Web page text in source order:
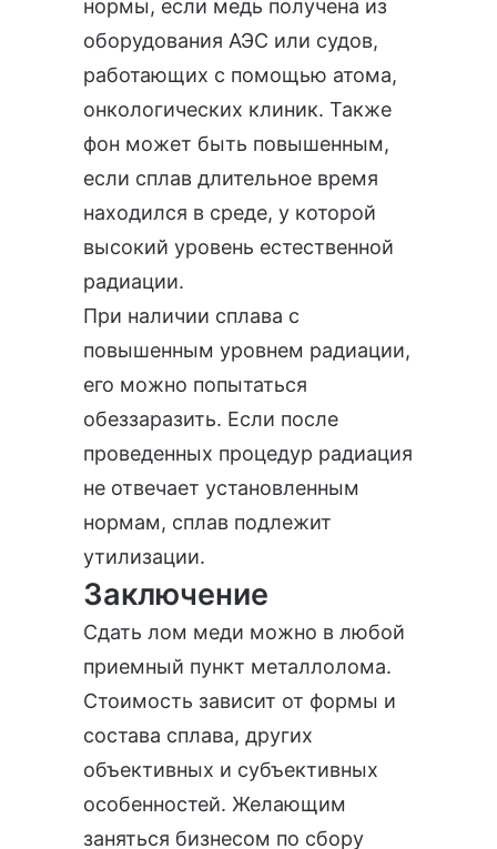
нормы, если медь получена из
оборудования АЭС или судов,
работающих с помощью атома,
онкологических клиник. Также
фон может быть повышенным,
если сплав длительное время
находился в среде, у которой
высокий уровень естественной
радиации.
При наличии сплава с
повышенным уровнем радиации,
его можно попытаться
обеззаразить. Если после
проведенных процедур радиация
не отвечает установленным
нормам, сплав подлежит
утилизации.
Заключение
Сдать лом меди можно в любой
приемный пункт металлолома.
Стоимость зависит от формы и
состава сплава, других
объективных и субъективных
особенностей. Желающим
заняться бизнесом по сбору